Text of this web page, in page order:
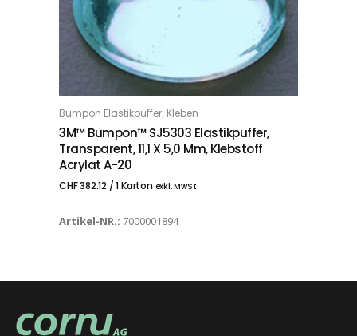
IN DEN WARENKORB
Bumpon Elastikpuffer, Kleben
3M™ Bumpon™ SJ5303 Elastikpuffer,
Transparent, 11,1 X 5,0 Mm, Klebstoff
Acrylat A-20
CHF382.12 / 1 Karton exkl. MwSt.
Artikel-NR.: 7000001894